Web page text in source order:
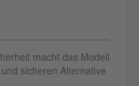
macht das Modell
sicheren Alternative